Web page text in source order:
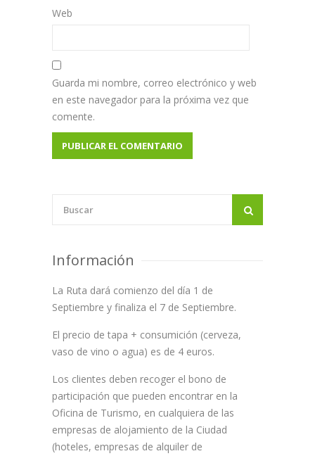
Web
Guarda mi nombre, correo electrónico y web
en este navegador para la próxima vez que
comente.
Información
La Ruta dará comienzo del día 1 de
Septiembre y finaliza el 7 de Septiembre.
El precio de tapa + consumición (cerveza,
vaso de vino o agua) es de 4 euros.
Los clientes deben recoger el bono de
participación que pueden encontrar en la
Oficina de Turismo, en cualquiera de las
empresas de alojamiento de la Ciudad
(hoteles, empresas de alquiler de